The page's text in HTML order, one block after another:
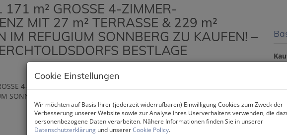
171 m² GROSSE 4-ZIMMER-
MIT 27 m² TERRASSE & 229 m²
IM REFUGIUM SONNBERG ZU KAUFEN! –
BESTLAGE
Cookie Einstellungen
Wir möchten auf Basis Ihrer (jederzeit widerrufbaren) Einwilligung Cookies zum Zweck der
Verbesserung unserer Website sowie zur Analyse Ihres Userverhaltens verwenden, die
personenbezogene Daten verarbeiten. Nähere Informationen finden Sie in unserer
Datenschutzerklärung und unsererCookie Policy.